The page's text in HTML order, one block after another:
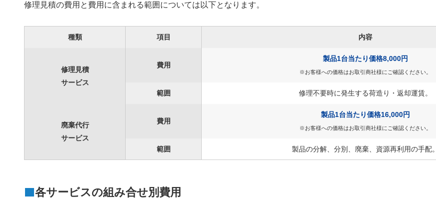
修理見積の費用と費用に含まれる範囲については以下となります。
種類 項目 内容
修理見積
サービス
費用
製品1台当たり価格8,000円
※お客様への価格はお取引商社様にご確認ください。
範囲 修理不要時に発生する荷造り・返却運賃。
廃棄代行
サービス
費用
製品1台当たり価格16,000円
※お客様への価格はお取引商社様にご確認ください。
範囲 製品の分解、分別、廃棄、資源再利用の手配。
各サービスの組み合せ別費用